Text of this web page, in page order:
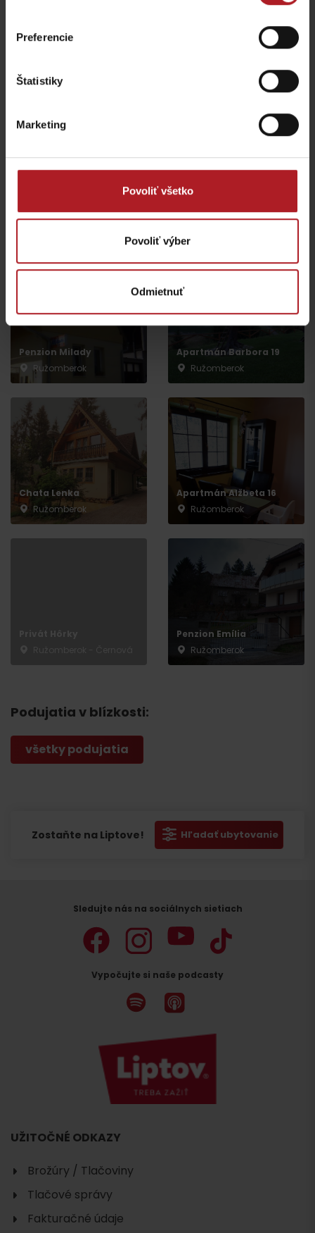
Preferencie
Štatistiky
Marketing
Povoliť všetko
Povoliť výber
Odmietnuť
Ružomberok
Kde sa ubytovať v blízkosti:
Penzion Milady
Ružomberok
Apartmán Barbora 19
Ružomberok
Chata Lenka
Ružomberok
Apartmán Alžbeta 16
Ružomberok
Penzion Emília
Ružomberok
Podujatia v blízkosti:
všetky podujatia
Zostaňte na Liptove! Hľadať ubytovanie
Odchod
Sledujte nás na sociálnych sietiach
Vypočujte si naše podcasty
UŽITOČNÉ ODKAZY
Brožúry / Tlačoviny
Tlačové správy
Fakturačné údaje